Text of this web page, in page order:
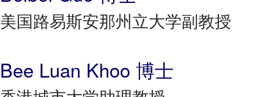
美国路易斯安那州立大学副教授
Bee Luan Khoo 博士